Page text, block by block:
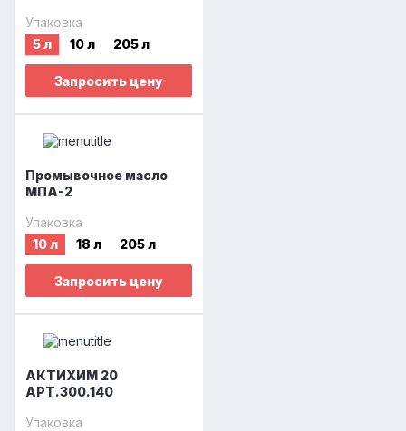
Упаковка
5 л
10 л 205 л
Запросить цену
Промывочное масло
МПА-2
Упаковка
10 л
18 л 205 л
Запросить цену
АКТИХИМ 20
АРТ.300.140
Упаковка